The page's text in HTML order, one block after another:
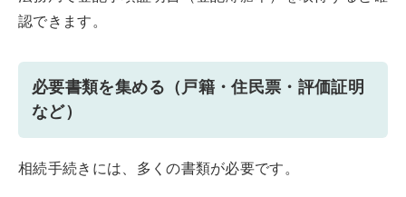
認できます。
必要書類を集める（戸籍・住民票・評価証明
など）
相続手続きには、多くの書類が必要です。